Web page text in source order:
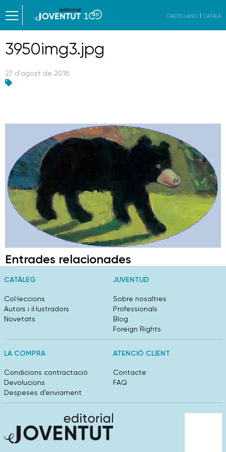
CASTELLANO CATALÀ
3950img3.jpg
27 d'agost de 2018
Entrades relacionades
CATÀLEG
Col·leccions
Autors i il·lustradors
Novetats
JUVENTUD
Sobre nosaltres
Professionals
Blog
Foreign Rights
LA COMPRA
Condicions contractació
Devolucions
Despeses d’enviament
ATENCIÓ CLIENT
Contacte
FAQ